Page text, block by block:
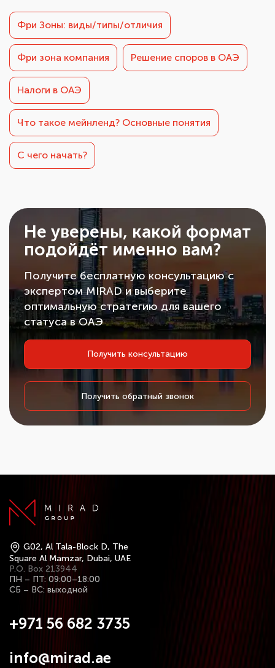
Фри Зоны: виды/типы/отличия
Фри зона компания Решение споров в ОАЭ
Налоги в ОАЭ
Что такое мейнленд? Основные понятия
С чего начать?
Не уверены, какой формат
подойдёт именно вам?
Получите бесплатную консультацию с
экспертом MIRAD и выберите
оптимальную стратегию для вашего
статуса в ОАЭ
Получить консультацию
Получить обратный звонок
G02, Al Tala-Block D, The
Square Al Mamzar, Dubai, UAE
P.O. Box 213944
ПН – ПТ: 09:00–18:00
СБ – ВС: выходной
+971 56 682 3735
info@mirad.ae